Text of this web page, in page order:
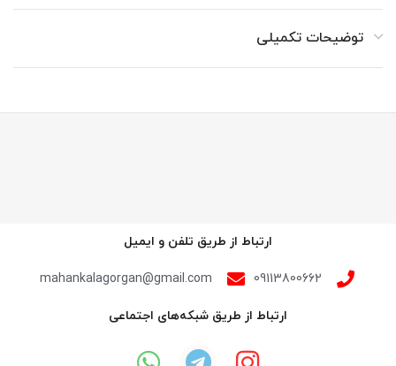
توضیحات تکمیلی
ارتباط از طریق تلفن و ایمیل
09113800662
mahankalagorgan@gmail.com
ارتباط از طریق شبکه‌های اجتماعی